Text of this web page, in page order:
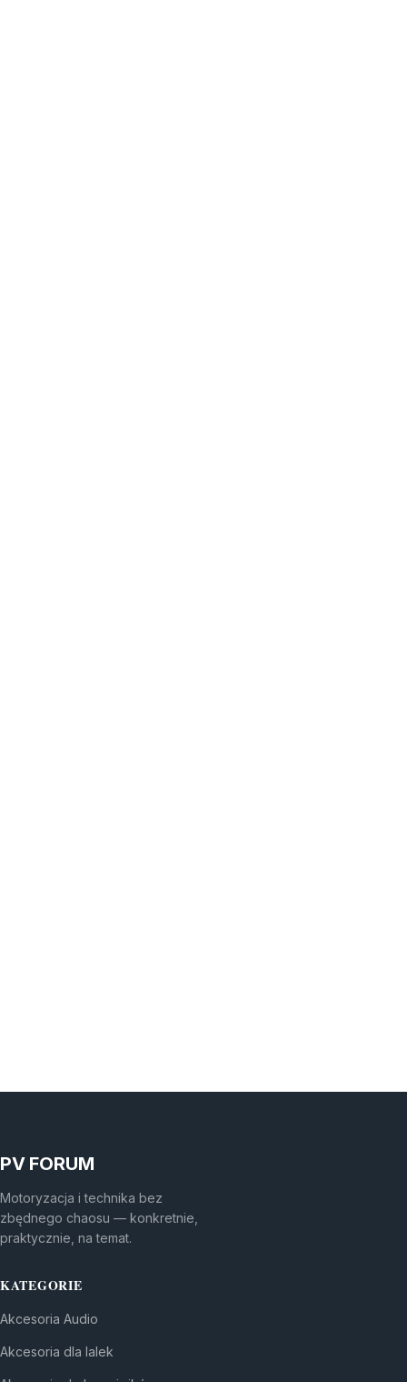
PV FORUM
Motoryzacja i technika bez
zbędnego chaosu — konkretnie,
praktycznie, na temat.
KATEGORIE
Akcesoria Audio
Akcesoria dla lalek